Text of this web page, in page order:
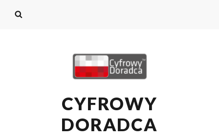
CYFROWY
DORADCA